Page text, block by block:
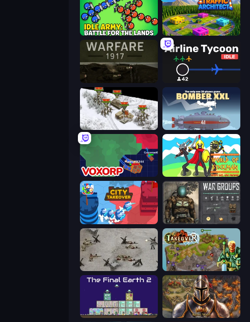
Idle Army: Battle for the Lands Traffic Architect
Warfare 1917 Airline Tycoon Idle
1941 Frozen Front Bomber XXL
Voxorp World of Stickman Classic RTS
City Takeover War Groups
Warfare 1944 Takeover
The Final Earth 2 Khan Wars